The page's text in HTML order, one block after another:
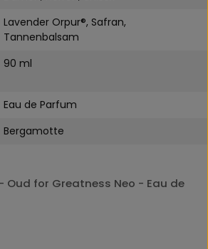
Lavender Orpur®, Safran,
Tannenbalsam
90 ml
Eau de Parfum
Bergamotte
for Greatness Neo - Eau de